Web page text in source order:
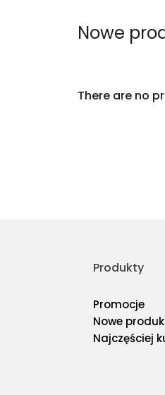
Nowe
There are no
Produkty
Promocje
Nowe
Najczęściej